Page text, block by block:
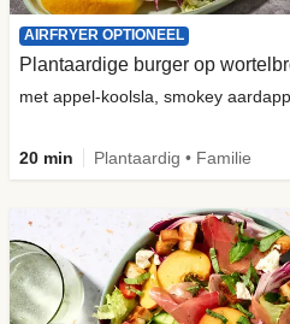
AIRFRYER OPTIONEEL
20 min Plantaardig • Familie